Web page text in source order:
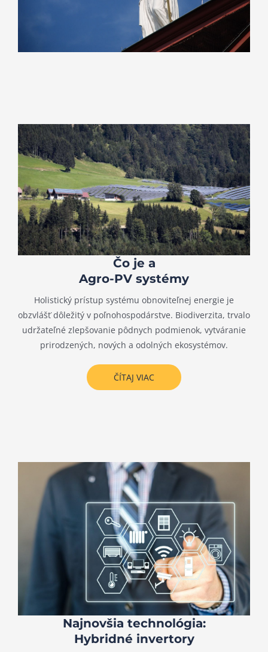
Čo je a
Agro-PV systémy
Holistický prístup systému obnoviteľnej energie je
obzvlášť dôležitý v poľnohospodárstve. Biodiverzita, trvalo
udržateľné zlepšovanie pôdnych podmienok, vytváranie
prirodzených, nových a odolných ekosystémov.
ČÍTAJ VIAC
Najnovšia technológia:
Hybridné invertory